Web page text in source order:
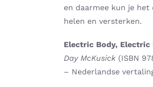
en daarmee kun je het
helen en versterken.
Electric Body, Electric
Day McKusick (ISBN
– Nederlandse